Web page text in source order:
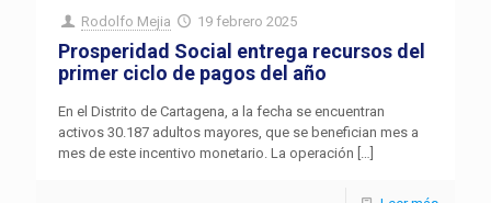
Rodolfo Mejia 19 febrero 2025
Prosperidad Social entrega recursos del
primer ciclo de pagos del año
En el Distrito de Cartagena, a la fecha se encuentran
activos 30.187 adultos mayores, que se benefician mes a
mes de este incentivo monetario. La operación […]